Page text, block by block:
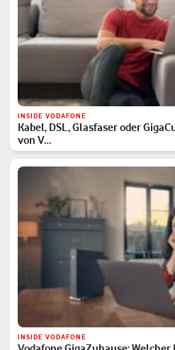
INSIDE VODAFONE
Kabel, DSL, Glasfaser oder
von V…
INSIDE VODAFONE